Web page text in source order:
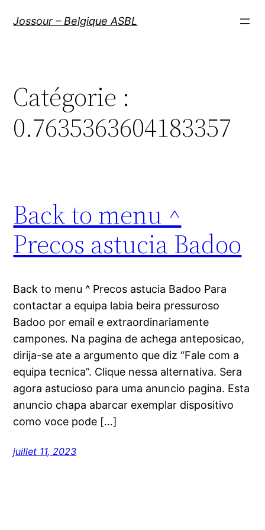
Jossour – Belgique ASBL
Catégorie :
0.7635363604183357
Back to menu ^
Precos astucia Badoo
Back to menu ^ Precos astucia Badoo Para
contactar a equipa labia beira pressuroso
Badoo por email e extraordinariamente
campones. Na pagina de achega anteposicao,
dirija-se ate a argumento que diz “Fale com a
equipa tecnica”. Clique nessa alternativa. Sera
agora astucioso para uma anuncio pagina. Esta
anuncio chapa abarcar exemplar dispositivo
como voce pode […]
juillet 11, 2023